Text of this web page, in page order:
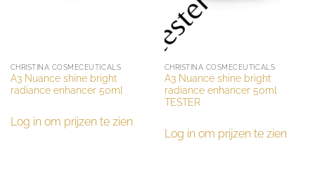
CHRISTINA COSMECEUTICALS
A3 Nuance shine bright
radiance enhancer 50ml
Log in om prijzen te zien
CHRISTINA COSMECEUTICALS
A3 Nuance shine bright
radiance enhancer 50ml
TESTER
Log in om prijzen te zien